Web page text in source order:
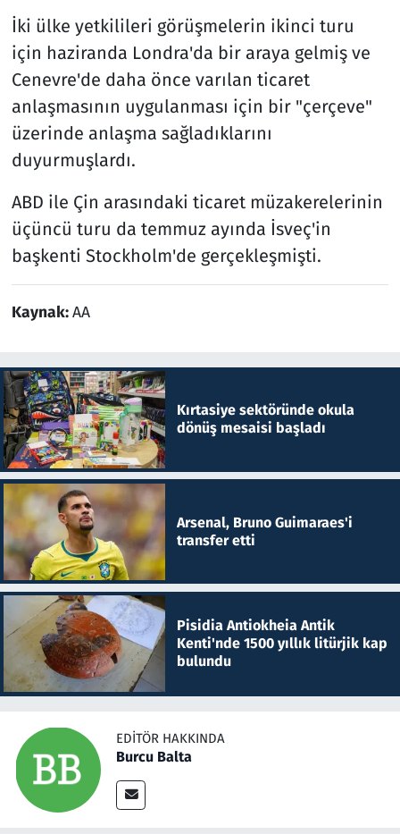
İki ülke yetkilileri görüşmelerin ikinci turu
için haziranda Londra'da bir araya gelmiş ve
Cenevre'de daha önce varılan ticaret
anlaşmasının uygulanması için bir "çerçeve"
üzerinde anlaşma sağladıklarını
duyurmuşlardı.
ABD ile Çin arasındaki ticaret müzakerelerinin
üçüncü turu da temmuz ayında İsveç'in
başkenti Stockholm'de gerçekleşmişti.
Kaynak:AA
Kırtasiye sektöründe okula
dönüş mesaisi başladı
Arsenal, Bruno Guimaraes'i
transfer etti
Pisidia Antiokheia Antik
Kenti'nde 1500 yıllık litürjik kap
bulundu
EDITÖR HAKKINDA
Burcu Balta